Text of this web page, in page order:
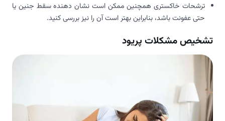
ترشحات خاکستری همچنین ممکن است نشان دهنده سقط جنین یا
حتی عفونت باشد، بنابراین بهتر است آن را نیز بررسی کنید.
تشخیص مشکلات پریود